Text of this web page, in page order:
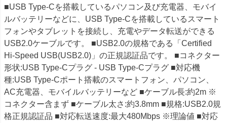
■USB Type-Cを搭載しているパソコン及び充電器、モバイ
ルバッテリーなどに、USB Type-Cを搭載しているスマート
フォンやタブレットを接続し、充電やデータ転送ができる
USB2.0ケーブルです。 ■USB2.0の規格である「Certified
Hi-Speed USB(USB2.0)」の正規認証品です。 ■コネクター
形状:USB Type-Cプラグ - USB Type-Cプラグ ■対応機
種:USB Type-Cポート搭載のスマートフォン、パソコン、
AC充電器、モバイルバッテリーなど ■ケーブル長:約2m ※
コネクター含まず ■ケーブル太さ:約3.8mm ■規格:USB2.0規
格正規認証品 ■対応転送速度:最大480Mbps ※理論値 ■対応